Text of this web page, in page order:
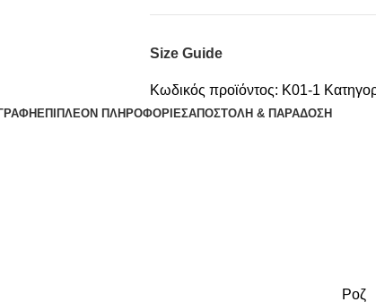
Size Guide
Κωδικός προϊόντος: K01-1
ΕΠΙΠΛΈΟΝ ΠΛΗΡΟΦΟΡΊΕΣΑΠΟΣΤΟΛΉ & ΠΑΡΆΔΟΣΗ
Ροζ